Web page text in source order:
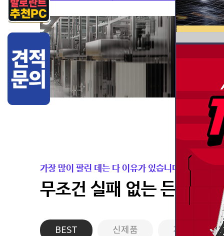
가장 많이 팔린 데는 다 이유가 있습니다.
무조건 실패 없는 든든한
BEST 신제품 게이밍PC